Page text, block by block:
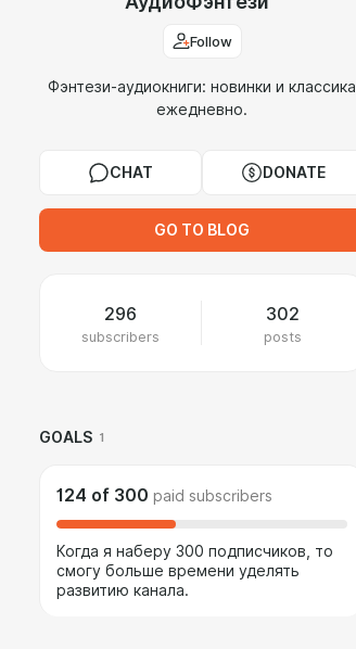
Follow
Фэнтези-аудиокниги: новинки и классика
ежедневно.
CHAT DONATE
GO TO BLOG
296
subscribers
302
posts
GOALS 1
124 of 300 paid subscribers
Когда я наберу 300 подписчиков, то
смогу больше времени уделять
развитию канала.